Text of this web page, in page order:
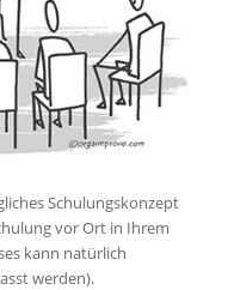
Schulungskonzept
vor Ort in Ihrem
kann natürlich
werden).